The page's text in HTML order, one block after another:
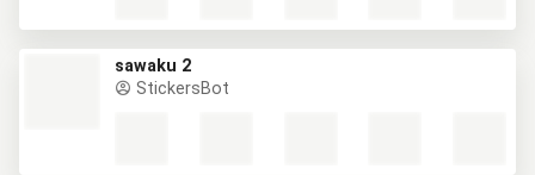
sawaku 2
StickersBot